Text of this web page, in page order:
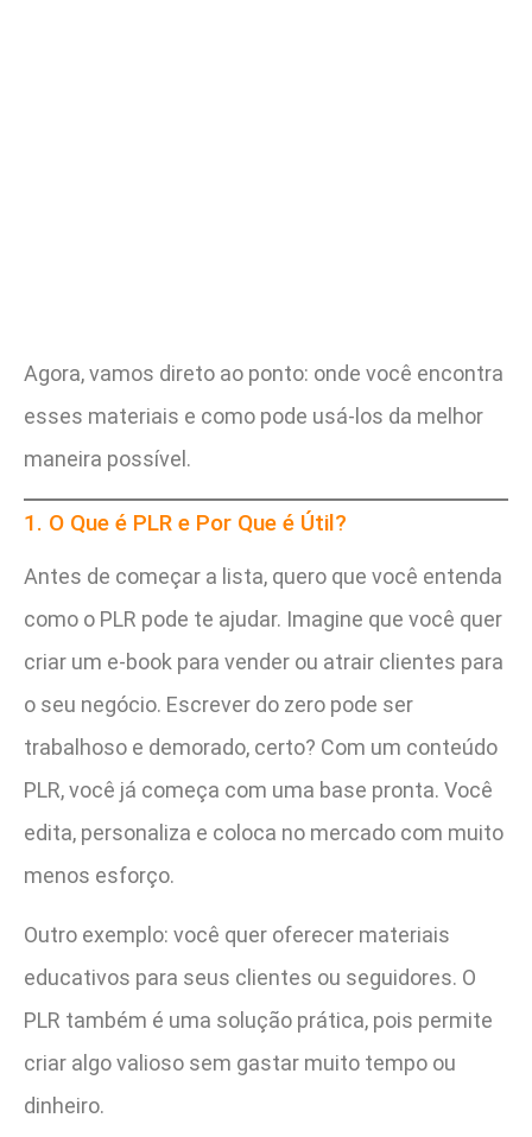
Agora, vamos direto ao ponto: onde você encontra
esses materiais e como pode usá-los da melhor
maneira possível.
1. O Que é PLR e Por Que é Útil?
Antes de começar a lista, quero que você entenda
como o PLR pode te ajudar. Imagine que você quer
criar um e-book para vender ou atrair clientes para
o seu negócio. Escrever do zero pode ser
trabalhoso e demorado, certo? Com um conteúdo
PLR, você já começa com uma base pronta. Você
edita, personaliza e coloca no mercado com muito
menos esforço.
Outro exemplo: você quer oferecer materiais
educativos para seus clientes ou seguidores. O
PLR também é uma solução prática, pois permite
criar algo valioso sem gastar muito tempo ou
dinheiro.